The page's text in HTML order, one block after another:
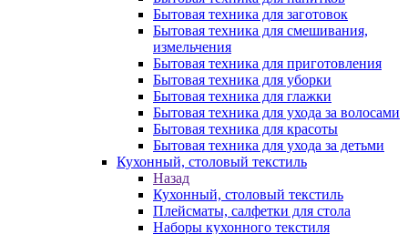
Бытовая техника для заготовок
Бытовая техника для смешивания,
измельчения
Бытовая техника для приготовления
Бытовая техника для уборки
Бытовая техника для глажки
Бытовая техника для ухода за волосами
Бытовая техника для красоты
Бытовая техника для ухода за детьми
Кухонный, столовый текстиль
Назад
Кухонный, столовый текстиль
Плейсматы, салфетки для стола
Наборы кухонного текстиля